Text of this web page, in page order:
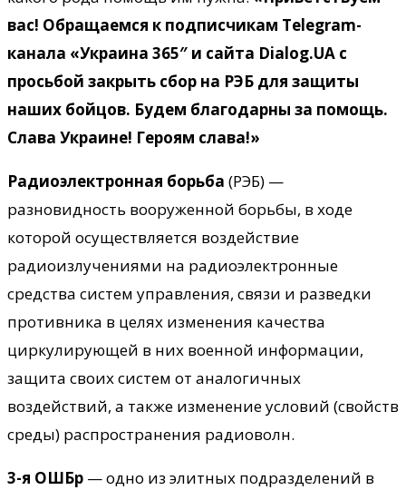
вас! Обращаемся к подписчикам Telegram-
канала «Украина 365″ и сайта Dialog.UA с
просьбой закрыть сбор на РЭБ для защиты
наших бойцов. Будем благодарны за помощь.
Слава Украине! Героям слава!»
Радиоэлектронная борьба (РЭБ) —
разновидность вооруженной борьбы, в ходе
которой осуществляется воздействие
радиоизлучениями на радиоэлектронные
средства систем управления, связи и разведки
противника в целях изменения качества
циркулирующей в них военной информации,
защита своих систем от аналогичных
воздействий, а также изменение условий (свойств
среды) распространения радиоволн.
3-я ОШБр — одно из элитных подразделений в